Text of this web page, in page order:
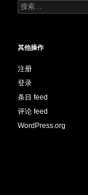
搜
索：
其他操作
注册
登录
条目 feed
评论 feed
WordPress.org